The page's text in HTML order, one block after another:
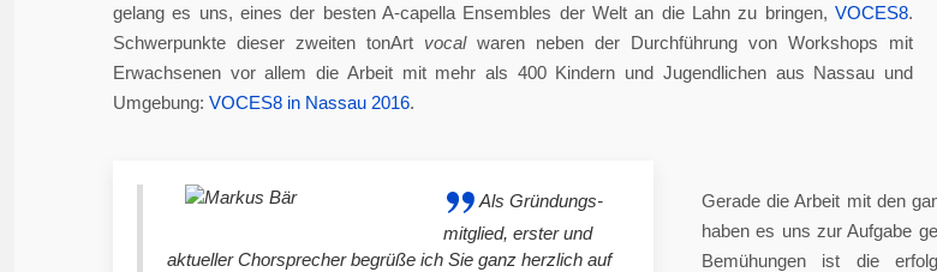
gelang es uns, eines der besten A-capella Ensembles der Welt an die Lahn zu bringen, VOCES8.
Schwerpunkte dieser zweiten tonArt vocalwaren neben der Durchführung von Workshops mit
Erwachsenen vor allem die Arbeit mit mehr als 400 Kindern und Jugendlichen aus Nassau und
Umgebung: VOCES8 in Nassau 2016.
Als Gründungs-
mitglied, erster und
aktueller Chorsprecher begrüße ich Sie ganz herzlich auf
Gerade die Arbeit mit den
haben es uns zur Aufgabe
Bemühungen ist die